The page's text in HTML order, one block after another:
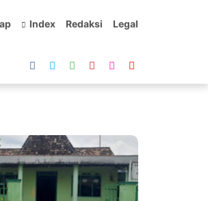
Index Redaksi Legal